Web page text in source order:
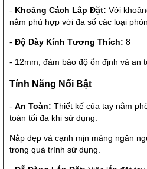
- Khoảng Cách Lắp Đặt: Với
nắm phù hợp với đa số các loại
- Độ Dày Kính Tương Thích: 8
- 12mm, đảm bảo độ ổn định và an
Tính Năng Nổi Bật
- An Toàn: Thiết kế của tay nắm
toàn tối đa khi sử dụng.
Nắp dẹp và cạnh mịn màng ngăn
trong quá trình sử dụng.